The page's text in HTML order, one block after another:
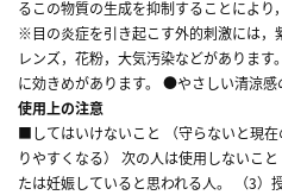
るこの物質の生成を抑制することにより
※目の炎症を引き起こす外的刺激には，
レンズ，花粉，大気汚染などがありま
に効きめがあります。 ●やさしい清涼感
使用上の注意
■してはいけないこと （守らないと現
りやすくなる） 次の人は使用しないこ
たは妊娠していると思われる人。 （3